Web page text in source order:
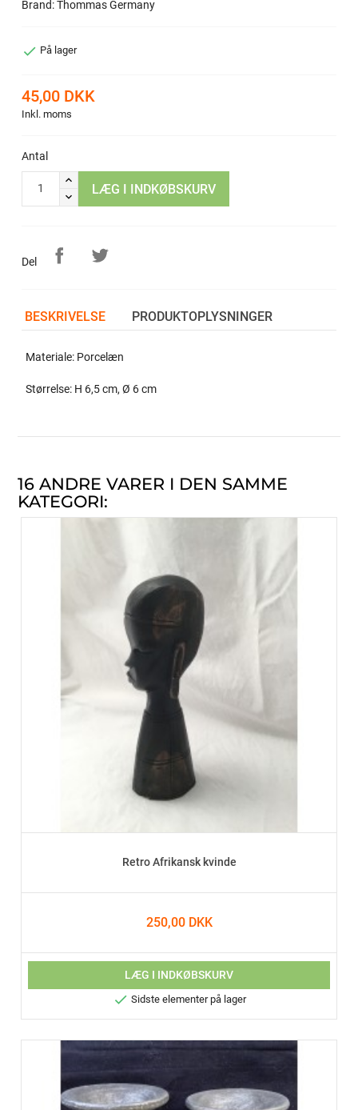
Brand: Thommas Germany
 På lager
45,00 DKK
Inkl. moms
Antal
LÆG I INDKØBSKURV
Del
BESKRIVELSE PRODUKTOPLYSNINGER
Materiale: Porcelæn
Størrelse: H 6,5 cm, Ø 6 cm
16 ANDRE VARER I DEN SAMME
KATEGORI:
Retro Afrikansk kvinde
250,00 DKK
LÆG I INDKØBSKURV
 Sidste elementer på lager